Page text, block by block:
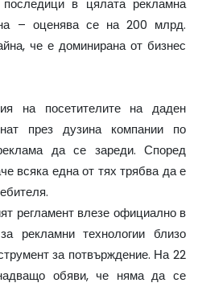
последици в цялата рекламна
– оценява се на 200 млрд.
че е доминирана от бизнес
на посетителите на даден
през дузина компании по
да се зареди. Според
всяка една от тях трябва да е
регламент влезе официално в
рекламни технологии близо
за потвърждение. На 22
обяви, че няма да се